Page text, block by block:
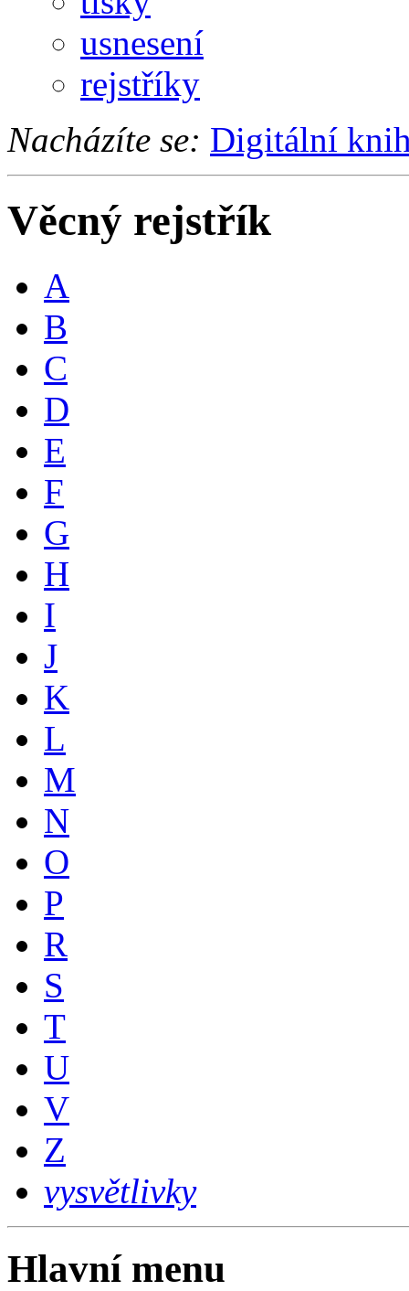
usnesení
rejstříky
Nacházíte se: Digitální
Věcný rejstřík
A
B
C
D
E
F
G
H
I
J
K
L
M
N
O
P
R
S
T
U
V
Z
vysvětlivky
Hlavní menu